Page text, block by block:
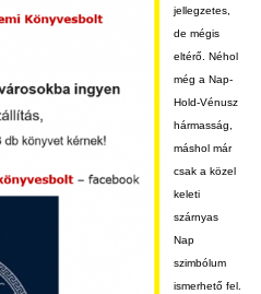
jellegzetes,
de mégis
eltérő. Néhol
még a Nap-
Hold-Vénusz
hármasság,
máshol már
csak a közel
keleti
szárnyas
Nap
szimbólum
ismerhető fel.